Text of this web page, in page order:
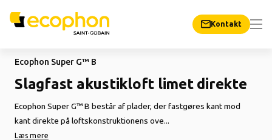
Kontakt
Ecophon Super G™ B
Slagfast akustikloft limet direkte
Ecophon Super G™ B består af plader, der fastgøres kant mod
kant direkte på loftskonstruktionens ove...
Læs mere